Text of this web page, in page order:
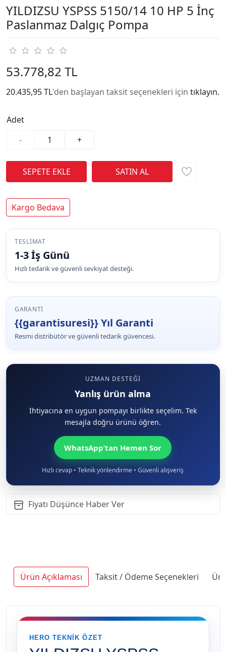
YILDIZSU YSPSS 5150/14 10 HP 5 İnç
Paslanmaz Dalgıç Pompa
53.778,82 TL
20.435,95 TL'den başlayan taksit seçenekleri için tıklayın.
Adet
-
+
Kargo Bedava
TESLIMAT
1-3 İş Günü
Hızlı tedarik ve güvenli sevkiyat desteği.
GARANTI
{{garantisuresi}} Yıl Garanti
Resmi distribütör ve güvenli tedarik güvencesi.
UZMAN DESTEĞI
Yanlış ürün alma
İhtiyacına en uygun pompayı birlikte seçelim. Tek
mesajla doğru ürünü öğren.
WhatsApp’tan Hemen Sor
Hızlı cevap • Teknik yönlendirme • Güvenli alışveriş
Fiyatı Düşünce Haber Ver
Ürün Açıklaması Taksit / Ödeme Seçenekleri
HERO TEKNIK ÖZET